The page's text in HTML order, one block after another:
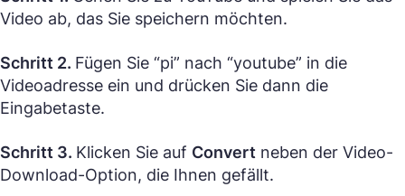
Video ab, das Sie speichern möchten.
Schritt 2. Fügen Sie “pi” nach “youtube” in die
Videoadresse ein und drücken Sie dann die
Eingabetaste.
Schritt 3. Klicken Sie auf Convert neben der Video-
Download-Option, die Ihnen gefällt.